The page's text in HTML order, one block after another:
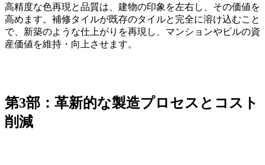
高精度な色再現と品質は、建物の印象を左右し、その価値を
高めます。補修タイルが既存のタイルと完全に溶け込むこと
で、新築のような仕上がりを再現し、マンションやビルの資
産価値を維持・向上させます。
第3部：革新的な製造プロセスとコスト
削減